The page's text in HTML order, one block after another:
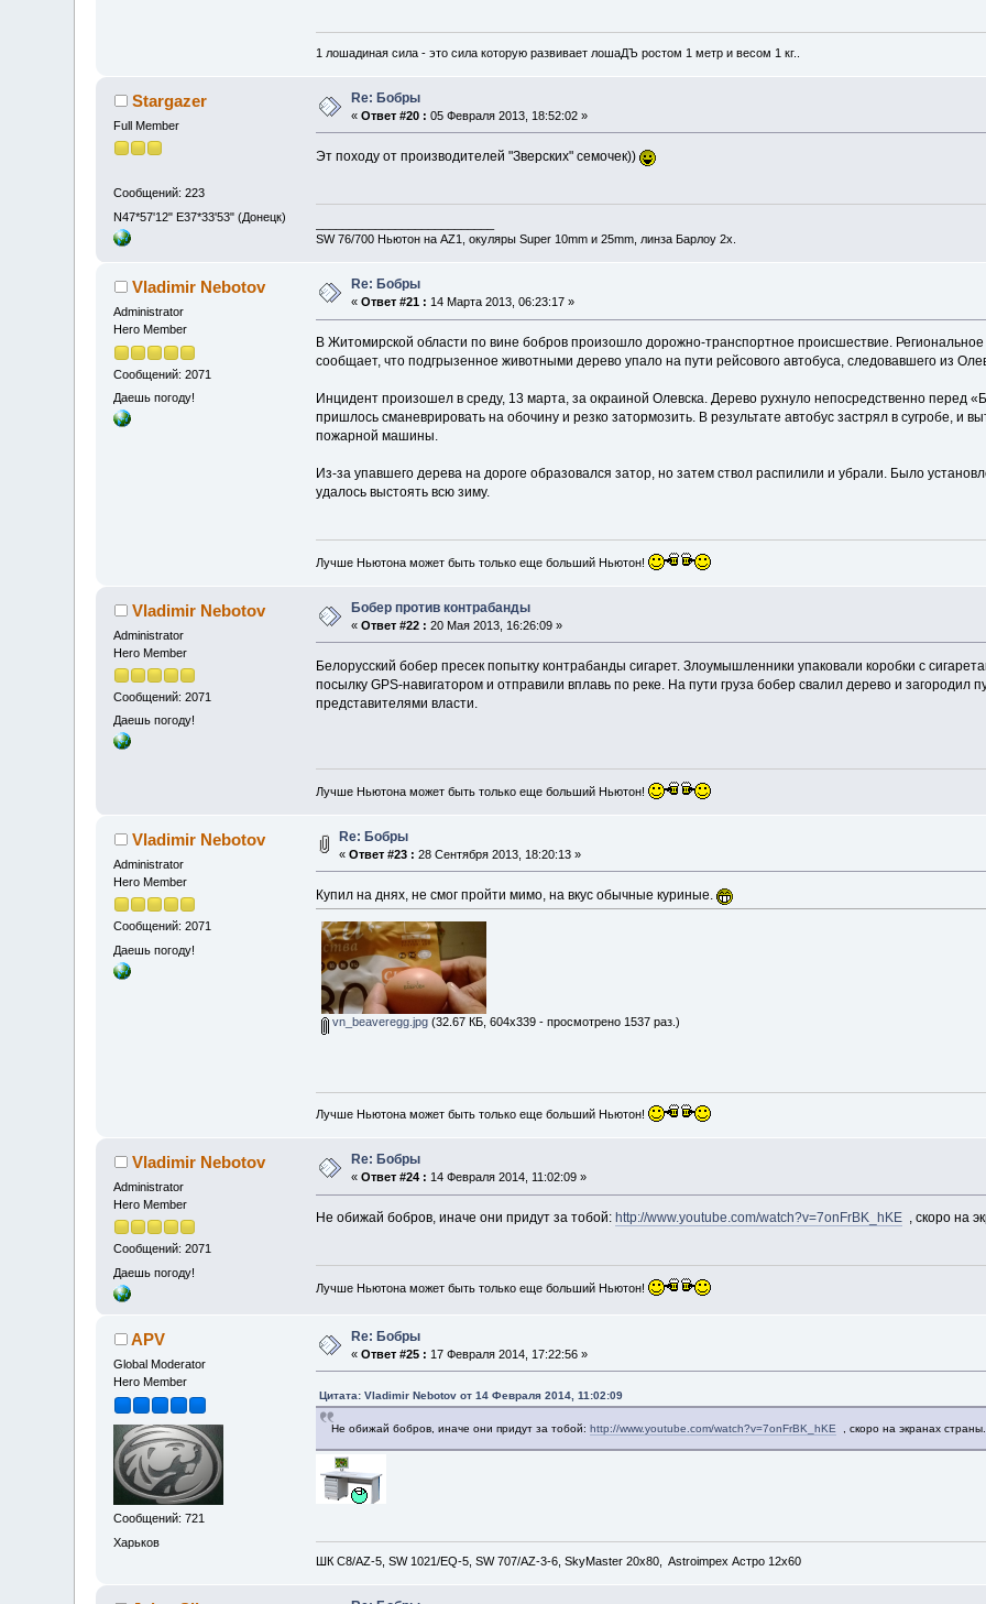
1 лошадиная сила - это сила которую развивает лошаДЪ ростом 1 метр и весом 1 кг..
Stargazer
Full Member
Сообщений: 223
N47*57'12" E37*33'53" (Донецк)
Re: Бобры
«Ответ #20 : 05 Февраля 2013, 18:52:02 »
Эт походу от производителей "Зверских" семочек))
SW 76/700 Ньютон на AZ1, окуляры Super 10mm и 25mm, линза Барлоу 2х.
Vladimir Nebotov
Administrator
Hero Member
Сообщений: 2071
Даешь погоду!
Re: Бобры
«Ответ #21 : 14 Марта 2013, 06:23:17 »
В Житомирской области по вине бобров произошло дорожно-транспортное происшествие.
сообщает, что подгрызенное животными дерево упало на пути рейсового автобуса, следовавшего из
Инцидент произошел в среду, 13 марта, за окраиной Олевска. Дерево рухнуло непосредственно перед
пришлось сманеврировать на обочину и резко затормозить. В результате автобус застрял в сугробе, и
пожарной машины.
Из-за упавшего дерева на дороге образовался затор, но затем ствол распилили и убрали. Было
удалось выстоять всю зиму.
Лучше Ньютона может быть только еще больший Ньютон!
Vladimir Nebotov
Administrator
Hero Member
Сообщений: 2071
Даешь погоду!
Бобер против контрабанды
«Ответ #22 : 20 Мая 2013, 16:26:09 »
Белорусский бобер пресек попытку контрабанды сигарет. Злоумышленники упаковали коробки с
посылку GPS-навигатором и отправили вплавь по реке. На пути груза бобер свалил дерево и загородил
представителями власти.
Лучше Ньютона может быть только еще больший Ньютон!
Vladimir Nebotov
Administrator
Hero Member
Сообщений: 2071
Даешь погоду!
Re: Бобры
«Ответ #23 : 28 Сентября 2013, 18:20:13 »
Купил на днях, не смог пройти мимо, на вкус обычные куриные.
vn_beaveregg.jpg (32.67 КБ, 604x339 - просмотрено 1537 раз.)
Лучше Ньютона может быть только еще больший Ньютон!
Vladimir Nebotov
Administrator
Hero Member
Сообщений: 2071
Даешь погоду!
Re: Бобры
«Ответ #24 : 14 Февраля 2014, 11:02:09 »
Не обижай бобров, иначе они придут за тобой: http://www.youtube.com/watch?v=7onFrBK_hKE, скоро на
Лучше Ньютона может быть только еще больший Ньютон!
APV
Global Moderator
Hero Member
Сообщений: 721
Харьков
Re: Бобры
«Ответ #25 : 17 Февраля 2014, 17:22:56 »
Цитата: Vladimir Nebotov от 14 Февраля 2014, 11:02:09
Не обижай бобров, иначе они придут за тобой: http://www.youtube.com/watch?v=7onFrBK_hKE , скоро на экранах страны.
ШК С8/AZ-5, SW 1021/EQ-5, SW 707/AZ-3-6, SkyMaster 20x80, Astroimpex Астро 12х60